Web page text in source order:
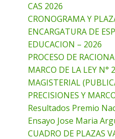
CAS 2026
CRONOGRAMA Y
ENCARGATURA DE
EDUCACION – 2026
PROCESO DE
MARCO DE LA LEY N°
MAGISTERIAL
PRECISIONES Y
Resultados Premio
Ensayo Jose Maria
CUADRO DE PLAZAS